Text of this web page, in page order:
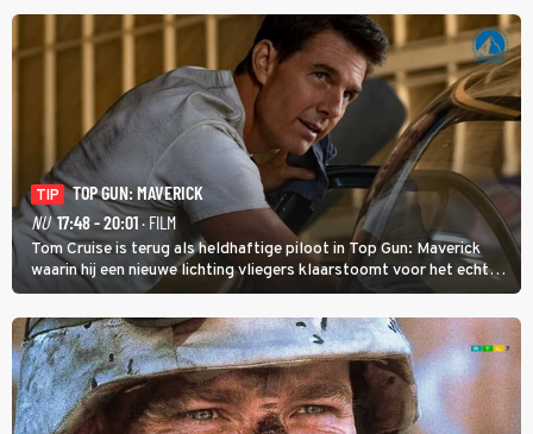
TIP
TOP GUN: MAVERICK
NU 17:48 - 20:01· FILM
Tom Cruise is terug als heldhaftige piloot in Top Gun: Maverick
waarin hij een nieuwe lichting vliegers klaarstoomt voor het echte
werk.